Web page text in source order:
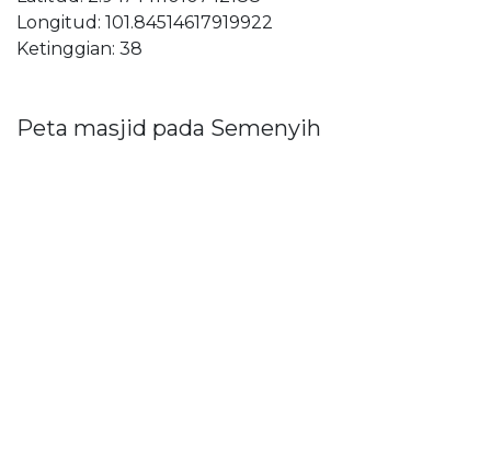
Longitud: 101.84514617919922
Ketinggian: 38
Peta masjid pada Semenyih